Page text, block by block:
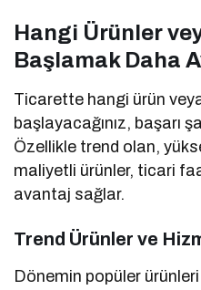
Hangi Ürünler
Başlamak Daha
Ticarette hangi ürün
başlayacağınız, başarı
Özellikle trend olan,
maliyetli ürünler, ticari
avantaj sağlar.
Trend Ürünler ve
Dönemin popüler